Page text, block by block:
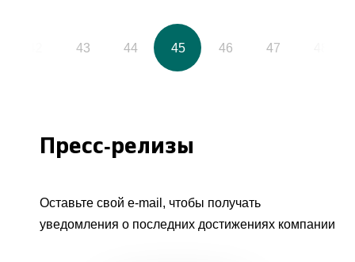
43 44 45 46 47
Пресс-релизы
Оставьте свой e-mail, чтобы получать
уведомления о последних достижениях компании